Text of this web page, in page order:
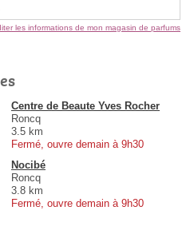
les informations de mon magasin de parfums
Centre de Beaute Yves Rocher
Roncq
3.5 km
Fermé, ouvre demain à 9h30
Nocibé
Roncq
3.8 km
Fermé, ouvre demain à 9h30